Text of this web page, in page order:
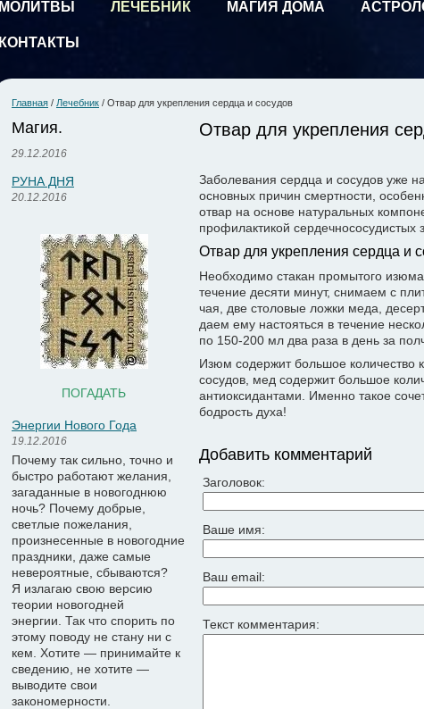
МОЛИТВЫ ЛЕЧЕБНИК МАГИЯ ДОМА
КОНТАКТЫ
Главная / Лечебник / Отвар для укрепления сердца и сосудов
Магия.
29.12.2016
РУНА ДНЯ
20.12.2016
ПОГАДАТЬ
Энергии Нового Года
19.12.2016
Почему так сильно, точно и
быстро работают желания,
загаданные в новогоднюю
ночь? Почему добрые,
светлые пожелания,
произнесенные в новогодние
праздники, даже самые
невероятные, сбываются?
Я излагаю свою версию
теории новогодней
энергии. Так что спорить по
этому поводу не стану ни с
кем. Хотите — принимайте к
сведению, не хотите —
выводите свои
закономерности.
Отвар для укрепления
Заболевания сердца и сосудов уже
основных причин смертности,
отвар на основе натуральных
профилактикой сердечнососудистых
Отвар для укрепления сердца и
Необходимо стакан промытого
течение десяти минут, снимаем с
чая, две столовые ложки меда,
даем ему настояться в течение
по 150-200 мл два раза в день за
Изюм содержит большое количество
сосудов, мед содержит большое
антиоксидантами. Именно такое
бодрость духа!
Добавить комментарий
Заголовок:
Ваше имя:
Ваш email:
Текст комментария: